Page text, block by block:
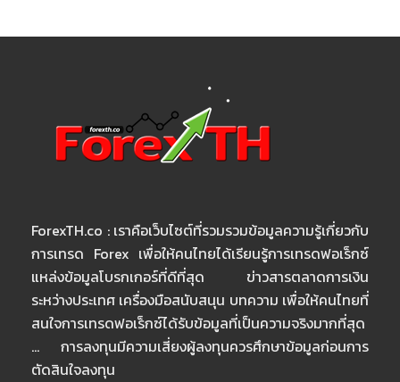
ForexTH.co : เราคือเว็บไซต์ที่รวมรวมข้อมูลความรู้เกี่ยวกับ
การเทรด Forex เพื่อให้คนไทยได้เรียนรู้การเทรดฟอเร็กซ์
แหล่งข้อมูลโบรกเกอร์ที่ดีที่สุด ข่าวสารตลาดการเงิน
ระหว่างประเทศ เครื่องมือสนับสนุน บทความ เพื่อให้คนไทยที่
สนใจการเทรดฟอเร็กซ์ได้รับข้อมูลที่เป็นความจริงมากที่สุด
… การลงทุนมีความเสี่ยงผู้ลงทุนควรศึกษาข้อมูลก่อนการ
ตัดสินใจลงทุน